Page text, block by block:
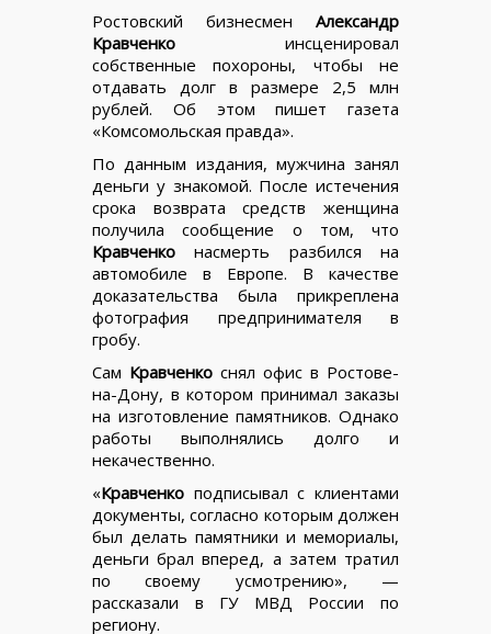
Ростовский бизнесмен Александр
Кравченко инсценировал
собственные похороны, чтобы не
отдавать долг в размере 2,5 млн
рублей. Об этом пишет газета
«Комсомольская правда».
По данным издания, мужчина занял
деньги у знакомой. После истечения
срока возврата средств женщина
получила сообщение о том, что
Кравченко насмерть разбился на
автомобиле в Европе. В качестве
доказательства была прикреплена
фотография предпринимателя в
гробу.
Сам Кравченко снял офис в Ростове-
на-Дону, в котором принимал заказы
на изготовление памятников. Однако
работы выполнялись долго и
некачественно.
«Кравченко подписывал с клиентами
документы, согласно которым должен
был делать памятники и мемориалы,
деньги брал вперед, а затем тратил
по своему усмотрению», —
рассказали в ГУ МВД России по
региону.